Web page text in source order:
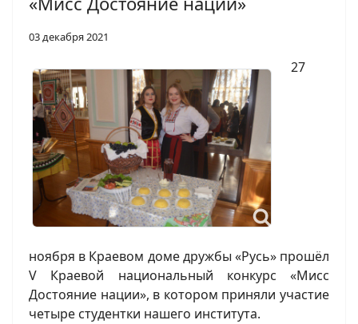
03 декабря 2021
27
ноября в Краевом доме дружбы «Русь» прошёл
V Краевой национальный конкурс «Мисс
Достояние нации», в котором приняли участие
четыре студентки нашего института.